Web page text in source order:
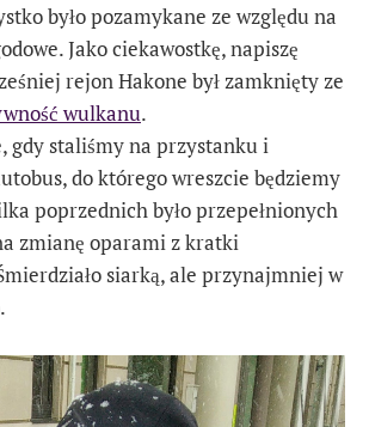
było pozamykane ze względu na
Jako ciekawostkę, napiszę
rejon Hakone był zamknięty ze
wulkanu.
gdy staliśmy na przystanku i
do którego wreszcie będziemy
poprzednich było przepełnionych
zmianę oparami z kratki
siarką, ale przynajmniej w